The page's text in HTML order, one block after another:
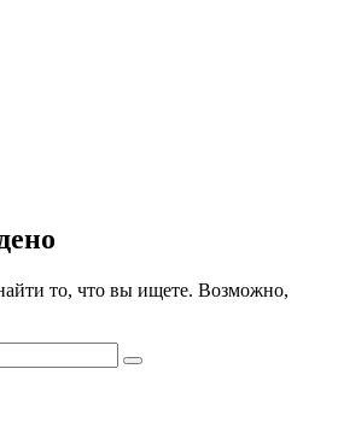
то, что вы ищете. Возможно,